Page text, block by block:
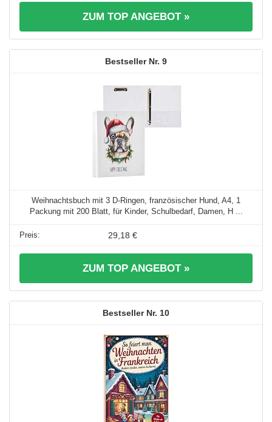
ZUM TOP ANGEBOT »
9
Weihnachtsbuch mit 3 D-Ringen, französischer Hund, A4, 1
Packung mit 200 Blatt, für Kinder, Schulbedarf, Damen, H ...
29,18 €
ZUM TOP ANGEBOT »
10